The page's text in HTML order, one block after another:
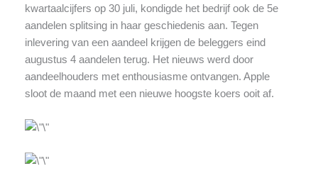
kwartaalcijfers op 30 juli, kondigde het bedrijf ook de 5e
aandelen splitsing in haar geschiedenis aan. Tegen
inlevering van een aandeel krijgen de beleggers eind
augustus 4 aandelen terug. Het nieuws werd door
aandeelhouders met enthousiasme ontvangen. Apple
sloot de maand met een nieuwe hoogste koers ooit af.